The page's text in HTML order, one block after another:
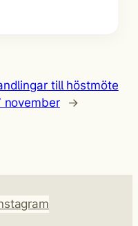
till höstmöte
november
→